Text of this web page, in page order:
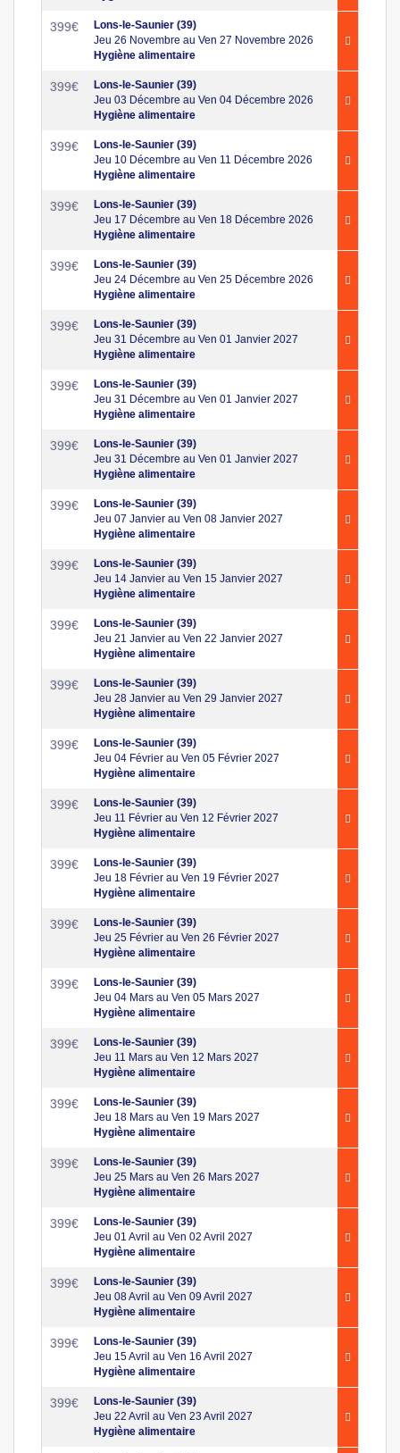
399€
Lons-le-Saunier (39)
Jeu 26 Novembre au Ven 27 Novembre 2026
Hygiène alimentaire
399€
Lons-le-Saunier (39)
Jeu 03 Décembre au Ven 04 Décembre 2026
Hygiène alimentaire
399€
Lons-le-Saunier (39)
Jeu 10 Décembre au Ven 11 Décembre 2026
Hygiène alimentaire
399€
Lons-le-Saunier (39)
Jeu 17 Décembre au Ven 18 Décembre 2026
Hygiène alimentaire
399€
Lons-le-Saunier (39)
Jeu 24 Décembre au Ven 25 Décembre 2026
Hygiène alimentaire
399€
Lons-le-Saunier (39)
Jeu 31 Décembre au Ven 01 Janvier 2027
Hygiène alimentaire
399€
Lons-le-Saunier (39)
Jeu 31 Décembre au Ven 01 Janvier 2027
Hygiène alimentaire
399€
Lons-le-Saunier (39)
Jeu 31 Décembre au Ven 01 Janvier 2027
Hygiène alimentaire
399€
Lons-le-Saunier (39)
Jeu 07 Janvier au Ven 08 Janvier 2027
Hygiène alimentaire
399€
Lons-le-Saunier (39)
Jeu 14 Janvier au Ven 15 Janvier 2027
Hygiène alimentaire
399€
Lons-le-Saunier (39)
Jeu 21 Janvier au Ven 22 Janvier 2027
Hygiène alimentaire
399€
Lons-le-Saunier (39)
Jeu 28 Janvier au Ven 29 Janvier 2027
Hygiène alimentaire
399€
Lons-le-Saunier (39)
Jeu 04 Février au Ven 05 Février 2027
Hygiène alimentaire
399€
Lons-le-Saunier (39)
Jeu 11 Février au Ven 12 Février 2027
Hygiène alimentaire
399€
Lons-le-Saunier (39)
Jeu 18 Février au Ven 19 Février 2027
Hygiène alimentaire
399€
Lons-le-Saunier (39)
Jeu 25 Février au Ven 26 Février 2027
Hygiène alimentaire
399€
Lons-le-Saunier (39)
Jeu 04 Mars au Ven 05 Mars 2027
Hygiène alimentaire
399€
Lons-le-Saunier (39)
Jeu 11 Mars au Ven 12 Mars 2027
Hygiène alimentaire
399€
Lons-le-Saunier (39)
Jeu 18 Mars au Ven 19 Mars 2027
Hygiène alimentaire
399€
Lons-le-Saunier (39)
Jeu 25 Mars au Ven 26 Mars 2027
Hygiène alimentaire
399€
Lons-le-Saunier (39)
Jeu 01 Avril au Ven 02 Avril 2027
Hygiène alimentaire
399€
Lons-le-Saunier (39)
Jeu 08 Avril au Ven 09 Avril 2027
Hygiène alimentaire
399€
Lons-le-Saunier (39)
Jeu 15 Avril au Ven 16 Avril 2027
Hygiène alimentaire
399€
Lons-le-Saunier (39)
Jeu 22 Avril au Ven 23 Avril 2027
Hygiène alimentaire